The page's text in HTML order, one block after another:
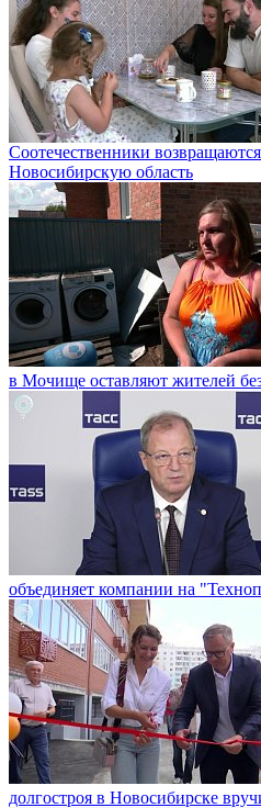
Соотечественники
Новосибирскую область
в Мочище оставляют жителей
объединяет компании на
долгостроя в Новосибирске